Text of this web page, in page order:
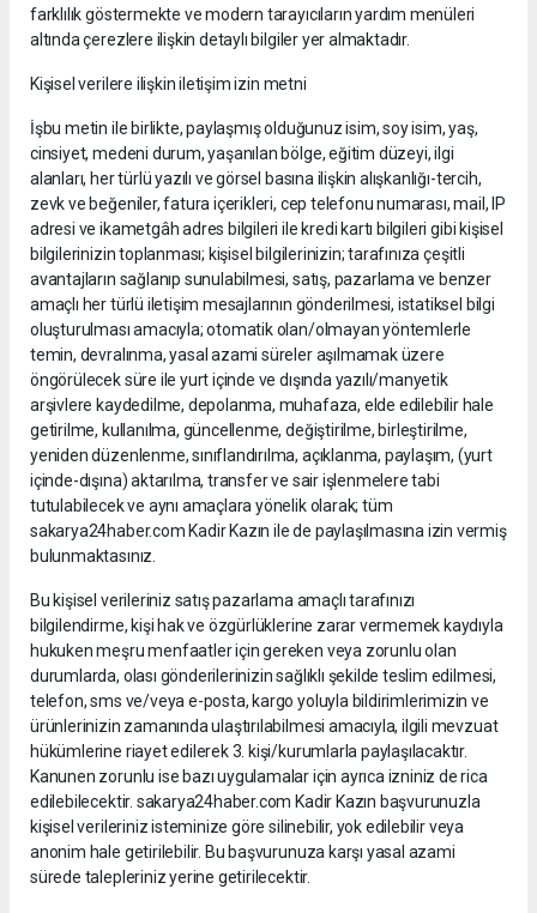
farklılık göstermekte ve modern tarayıcıların yardım menüleri
altında çerezlere ilişkin detaylı bilgiler yer almaktadır.
Kişisel verilere ilişkin iletişim izin metni
İşbu metin ile birlikte, paylaşmış olduğunuz isim, soy isim, yaş,
cinsiyet, medeni durum, yaşanılan bölge, eğitim düzeyi, ilgi
alanları, her türlü yazılı ve görsel basına ilişkin alışkanlığı-tercih,
zevk ve beğeniler, fatura içerikleri, cep telefonu numarası, mail, IP
adresi ve ikametgâh adres bilgileri ile kredi kartı bilgileri gibi kişisel
bilgilerinizin toplanması; kişisel bilgilerinizin; tarafınıza çeşitli
avantajların sağlanıp sunulabilmesi, satış, pazarlama ve benzer
amaçlı her türlü iletişim mesajlarının gönderilmesi, istatiksel bilgi
oluşturulması amacıyla; otomatik olan/olmayan yöntemlerle
temin, devralınma, yasal azami süreler aşılmamak üzere
öngörülecek süre ile yurt içinde ve dışında yazılı/manyetik
arşivlere kaydedilme, depolanma, muhafaza, elde edilebilir hale
getirilme, kullanılma, güncellenme, değiştirilme, birleştirilme,
yeniden düzenlenme, sınıflandırılma, açıklanma, paylaşım, (yurt
içinde-dışına) aktarılma, transfer ve sair işlenmelere tabi
tutulabilecek ve aynı amaçlara yönelik olarak; tüm
sakarya24haber.com Kadir Kazın ile de paylaşılmasına izin vermiş
bulunmaktasınız.
Bu kişisel verileriniz satış pazarlama amaçlı tarafınızı
bilgilendirme, kişi hak ve özgürlüklerine zarar vermemek kaydıyla
hukuken meşru menfaatler için gereken veya zorunlu olan
durumlarda, olası gönderilerinizin sağlıklı şekilde teslim edilmesi,
telefon, sms ve/veya e-posta, kargo yoluyla bildirimlerimizin ve
ürünlerinizin zamanında ulaştırılabilmesi amacıyla, ilgili mevzuat
hükümlerine riayet edilerek 3. kişi/kurumlarla paylaşılacaktır.
Kanunen zorunlu ise bazı uygulamalar için ayrıca izniniz de rica
edilebilecektir. sakarya24haber.com Kadir Kazın başvurunuzla
kişisel verileriniz isteminize göre silinebilir, yok edilebilir veya
anonim hale getirilebilir. Bu başvurunuza karşı yasal azami
sürede talepleriniz yerine getirilecektir.